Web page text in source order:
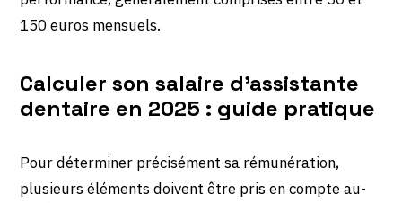
150 euros mensuels.
Calculer son salaire d’assistante
dentaire en 2025 : guide pratique
Pour déterminer précisément sa rémunération,
plusieurs éléments doivent être pris en compte au-